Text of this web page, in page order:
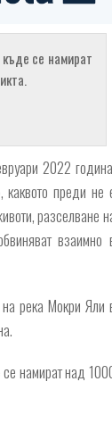
се намират
2022
преди не
разселване
взаимно
река Мокри Яли
се намират над